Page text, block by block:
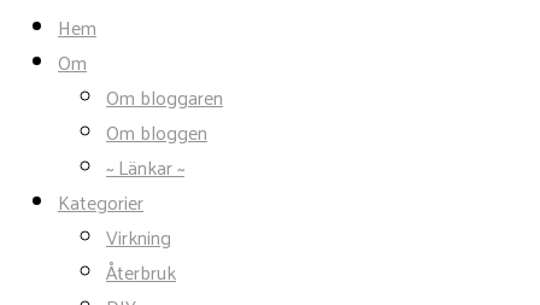
Hem
Om
Om bloggaren
Om bloggen
~ Länkar ~
Kategorier
Virkning
Återbruk